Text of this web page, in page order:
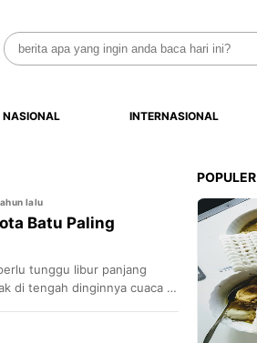
Search
for:
NASIONAL INTERNASIONAL
lalu
Batu Paling
tunggu libur panjang
di tengah dinginnya cuaca di
POPULER